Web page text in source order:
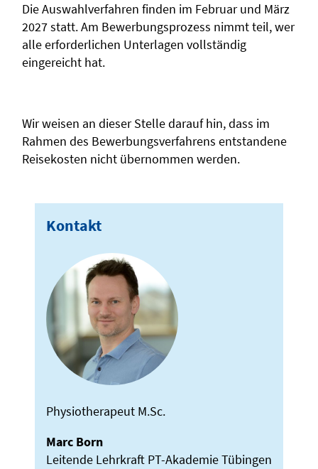
Die Auswahlverfahren finden im Februar und März
2027 statt. Am Bewerbungsprozess nimmt teil, wer
alle erforderlichen Unterlagen vollständig
eingereicht hat.
Wir weisen an dieser Stelle darauf hin, dass im
Rahmen des Bewerbungsverfahrens entstandene
Reisekosten nicht übernommen werden.
Kontakt
Physiotherapeut M.Sc.
Marc Born
Leitende Lehrkraft PT-Akademie Tübingen